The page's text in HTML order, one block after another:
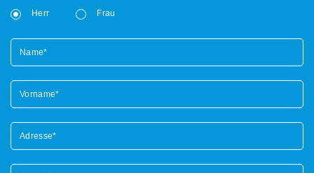
Herr Frau